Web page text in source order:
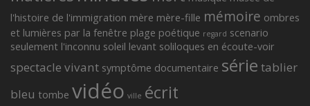
l'histoire de l'immigration mère mère-fille mémoire ombres
et lumières par la fenêtre plage poétique regard scenario
seulement l'inconnu soleil levant soliloques en écoute-voir
spectacle vivant symptôme documentaire série tablier
bleu tombe vidéo ville écrit